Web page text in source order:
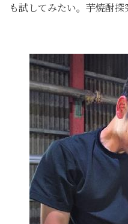
も試してみたい。芋焼酎探